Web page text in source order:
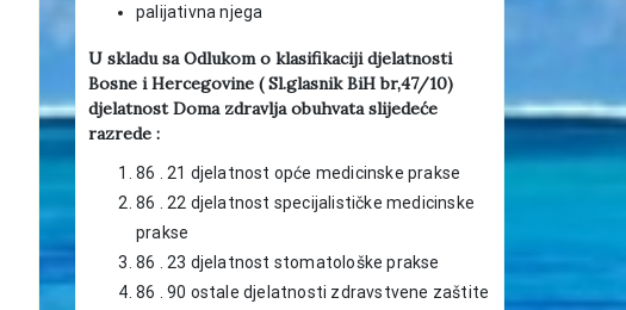
palijativna njega
U skladu sa Odlukom o klasifikaciji djelatnosti
Bosne i Hercegovine ( Sl.glasnik BiH br,47/10)
djelatnost Doma zdravlja obuhvata slijedeće
razrede :
86 . 21 djelatnost opće medicinske prakse
86 . 22 djelatnost specijalističke medicinske
prakse
86 . 23 djelatnost stomatološke prakse
86 . 90 ostale djelatnosti zdravstvene zaštite